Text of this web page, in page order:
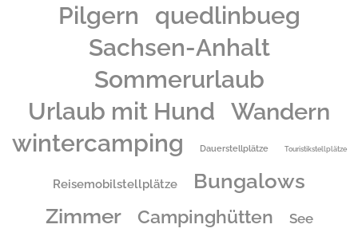
Pilgern
quedlinbueg
Sachsen-Anhalt
Sommerurlaub
Urlaub mit Hund
Wandern
wintercamping Dauerstellplätze Touristikstellplätze
Reisemobilstellplätze
Bungalows
Zimmer
Campinghütten See